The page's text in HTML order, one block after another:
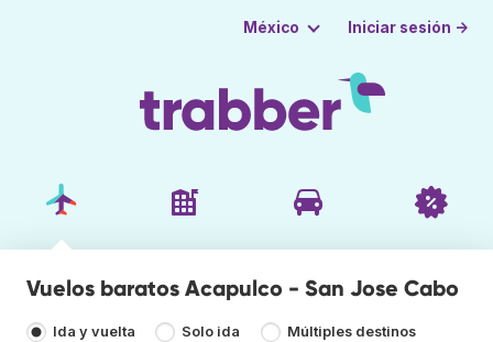
México Iniciar sesión →
Vuelos baratos Acapulco - San Jose Cabo
Ida y vuelta Solo ida Múltiples destinos